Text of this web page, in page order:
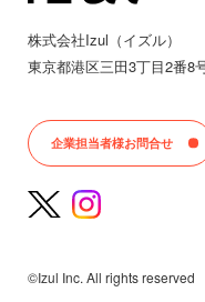
株式会社Izul（イズル）
東京都港区三田3丁目2番8
企業担当者様お問合せ
©Izul Inc. All rights reserved